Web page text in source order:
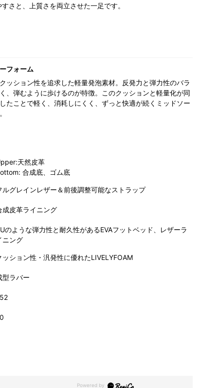
さと、上質さを両立させた一足です。
フォーム
ッション性を追求した軽量発泡素材。反発力と弾力性のバラ
、弾むように歩けるのが特徴。このクッションと軽量化が同
たことで軽く、消耗しにくく、ずっと快適が続くミッドソー
天然皮革
合成底、ゴム底
ルグレインレザー＆前後調整可能なストラップ
成皮革ライニング
のような弾力性と耐久性があるEVAフットベッド、レザーラ
ニング
ッション性・汎発性に優れたLIVELYFOAM
型ラバー